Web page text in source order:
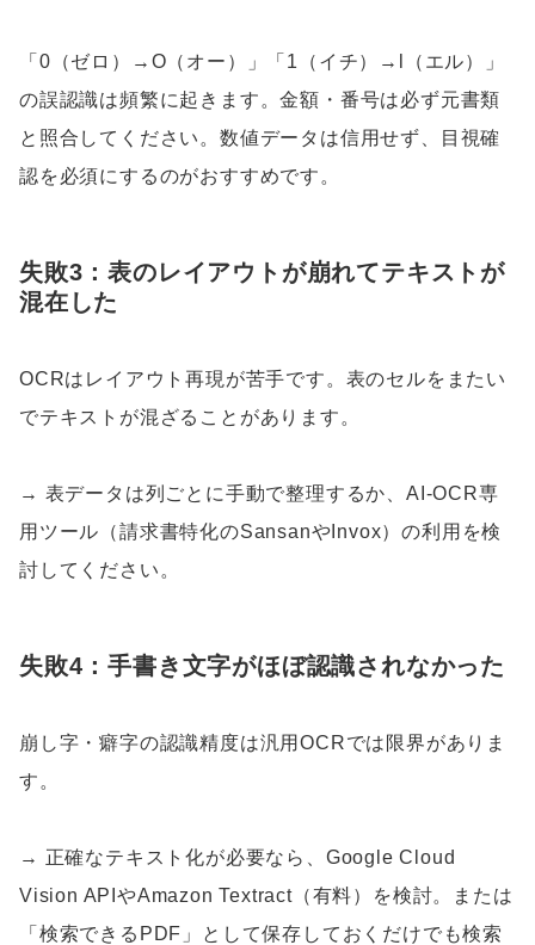
「0（ゼロ）→O（オー）」「1（イチ）→l（エル）」
の誤認識は頻繁に起きます。金額・番号は必ず元書類
と照合してください。数値データは信用せず、目視確
認を必須にするのがおすすめです。
失敗3：表のレイアウトが崩れてテキストが
混在した
OCRはレイアウト再現が苦手です。表のセルをまたい
でテキストが混ざることがあります。
→ 表データは列ごとに手動で整理するか、AI-OCR専
用ツール（請求書特化のSansanやInvox）の利用を検
討してください。
失敗4：手書き文字がほぼ認識されなかった
崩し字・癖字の認識精度は汎用OCRでは限界がありま
す。
→ 正確なテキスト化が必要なら、Google Cloud
Vision APIやAmazon Textract（有料）を検討。または
「検索できるPDF」として保存しておくだけでも検索